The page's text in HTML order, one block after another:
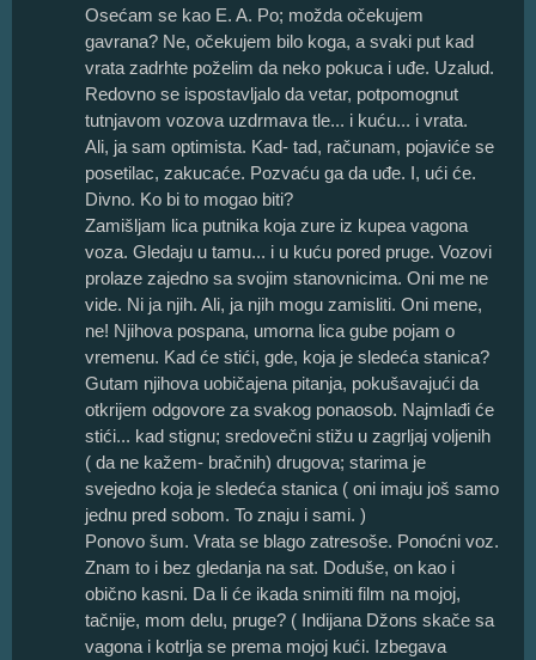
Osećam se kao E. A. Po; možda očekujem
gavrana? Ne, očekujem bilo koga, a svaki put kad
vrata zadrhte poželim da neko pokuca i uđe. Uzalud.
Redovno se ispostavljalo da vetar, potpomognut
tutnjavom vozova uzdrmava tle... i kuću... i vrata.
Ali, ja sam optimista. Kad- tad, računam, pojaviće se
posetilac, zakucaće. Pozvaću ga da uđe. I, ući će.
Divno. Ko bi to mogao biti?
Zamišljam lica putnika koja zure iz kupea vagona
voza. Gledaju u tamu... i u kuću pored pruge. Vozovi
prolaze zajedno sa svojim stanovnicima. Oni me ne
vide. Ni ja njih. Ali, ja njih mogu zamisliti. Oni mene,
ne! Njihova pospana, umorna lica gube pojam o
vremenu. Kad će stići, gde, koja je sledeća stanica?
Gutam njihova uobičajena pitanja, pokušavajući da
otkrijem odgovore za svakog ponaosob. Najmlađi će
stići... kad stignu; sredovečni stižu u zagrljaj voljenih
( da ne kažem- bračnih) drugova; starima je
svejedno koja je sledeća stanica ( oni imaju još samo
jednu pred sobom. To znaju i sami. )
Ponovo šum. Vrata se blago zatresoše. Ponoćni voz.
Znam to i bez gledanja na sat. Doduše, on kao i
obično kasni. Da li će ikada snimiti film na mojoj,
tačnije, mom delu, pruge? ( Indijana Džons skače sa
vagona i kotrlja se prema mojoj kući. Izbegava